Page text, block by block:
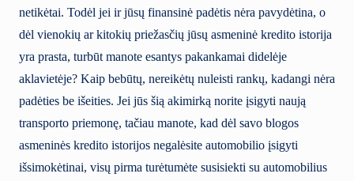
netikėtai. Todėl jei ir jūsų finansinė padėtis nėra pavydėtina, o
dėl vienokių ar kitokių priežasčių jūsų asmeninė kredito istorija
yra prasta, turbūt manote esantys pakankamai didelėje
aklavietėje? Kaip bebūtų, nereikėtų nuleisti rankų, kadangi nėra
padėties be išeities. Jei jūs šią akimirką norite įsigyti naują
transporto priemonę, tačiau manote, kad dėl savo blogos
asmeninės kredito istorijos negalėsite automobilio įsigyti
išsimokėtinai, visų pirma turėtumėte susisiekti su automobilius